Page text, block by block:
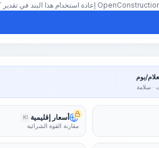
أسعار إقليمية KI
مقارنة القوة الشرائية